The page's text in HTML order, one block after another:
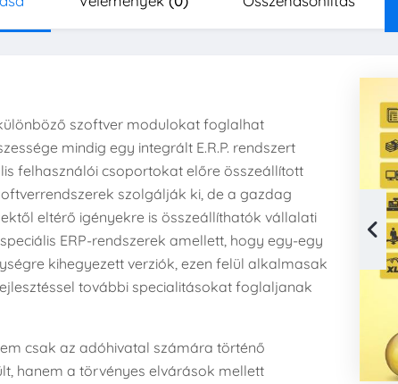
különböző szoftver modulokat foglalhat
mindig egy integrált E.R.P. rendszert
felhasználói csoportokat előre összeállított
szolgálják ki, de a gazdag
eltérő igényekre is összeállíthatók vállalati
speciális ERP-rendszerek amellett, hogy egy-egy
kihegyezett verziók, ezen felül alkalmasak
további specialitásokat foglaljanak
csak az adóhivatal számára történő
hanem a törvényes elvárások mellett